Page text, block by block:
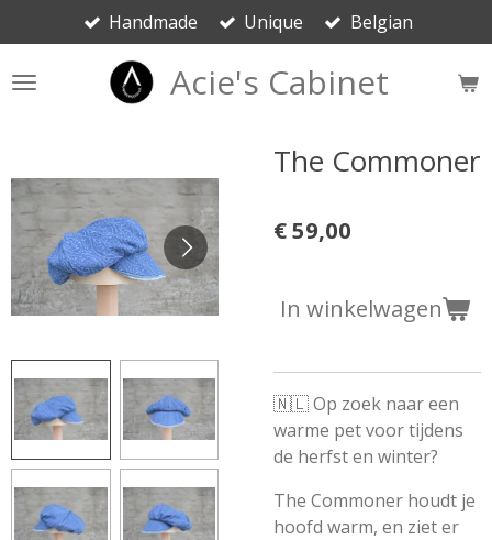
direct
naar
Acie's Cabinet
Handmade Unique Belgian
The Commoner
€ 59,00
In winkelwagen
🇳🇱 Op zoek naar een
warme pet voor tijdens
de herfst en winter?
The Commoner houdt je
hoofd warm, en ziet er